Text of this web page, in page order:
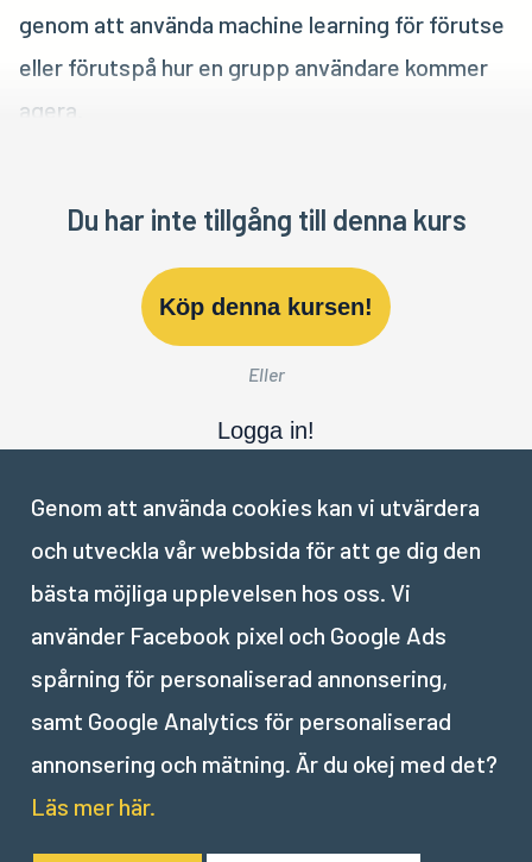
genom att använda machine learning för förutse
eller förutspå hur en grupp användare kommer
agera.
Du har inte tillgång till denna kurs
Köp denna kursen!
Eller
Logga in!
Delen är klar. Tillbaka till översikten.
Genom att använda cookies kan vi utvärdera
och utveckla vår webbsida för att ge dig den
bästa möjliga upplevelsen hos oss. Vi
använder Facebook pixel och Google Ads
spårning för personaliserad annonsering,
samt Google Analytics för personaliserad
annonsering och mätning. Är du okej med det?
Läs mer här.